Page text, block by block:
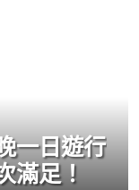
一日遊行
滿足！